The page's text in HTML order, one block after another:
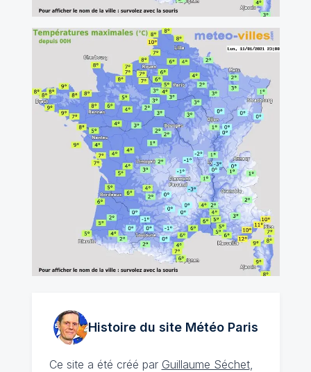
Histoire du site MétéoParis
Ce site a été créé par Guillaume Séchet,